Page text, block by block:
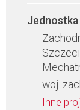
woj.
Inne